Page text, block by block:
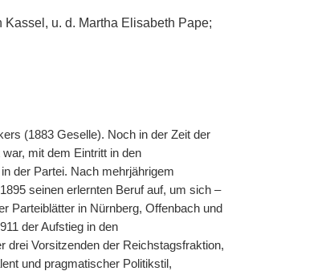
u. d. Martha Elisabeth Pape;
(1883 Geselle). Noch in der Zeit der
mit dem Eintritt in den
der Partei. Nach mehrjährigem
seinen erlernten Beruf auf, um sich –
Parteiblätter in Nürnberg, Offenbach und
der Aufstieg in den
drei Vorsitzenden der Reichstagsfraktion,
und pragmatischer Politikstil,